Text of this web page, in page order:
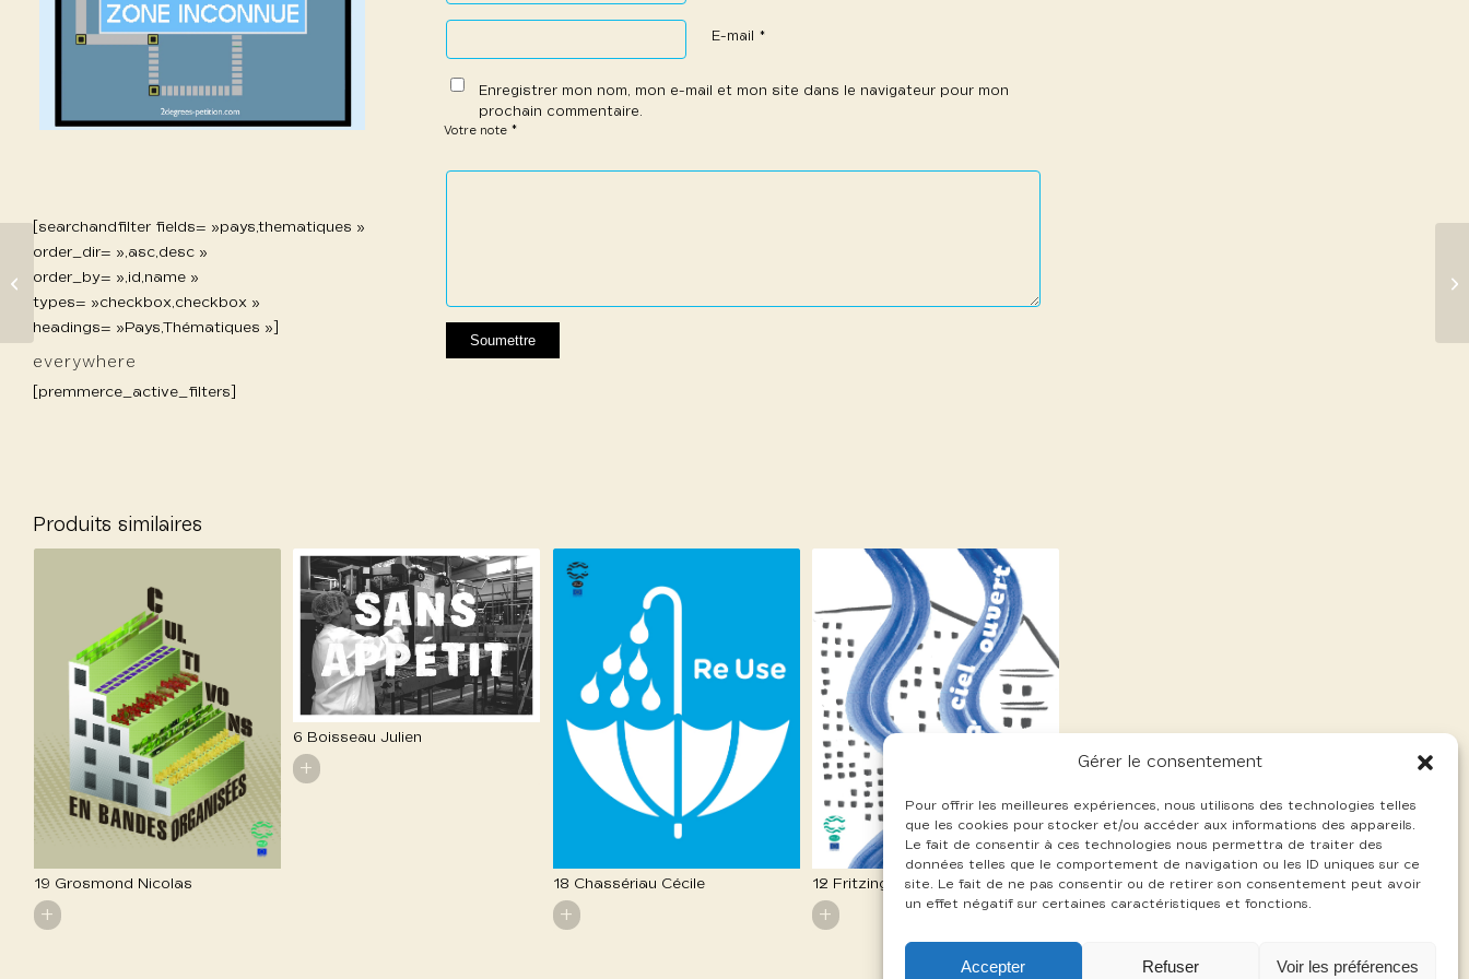
Gérer le consentement
Pour offrir les meilleures expériences, nous utilisons des technologies telles
que les cookies pour stocker et/ou accéder aux informations des appareils.
Le fait de consentir à ces technologies nous permettra de traiter des
données telles que le comportement de navigation ou les ID uniques sur ce
site. Le fait de ne pas consentir ou de retirer son consentement peut avoir
un effet négatif sur certaines caractéristiques et fonctions.
Accepter Refuser Voir les préférences
[searchandfilter fields= »pays,thematiques »
order_dir= »,asc,desc »
order_by= »,id,name »
types= »checkbox,checkbox »
headings= »Pays,Thématiques »]
everywhere
[premmerce_active_filters]
E-mail *
Enregistrer mon nom, mon e-mail et mon site dans le navigateur pour mon
prochain commentaire.
Votre note *
1 étoile
2 étoiles
3 étoiles
4 étoiles
5 étoiles
Produits similaires
19 Grosmond Nicolas
+
6 Boisseau Julien
+
18 Chassériau Cécile
+
12 Fritzinger Marion
+
817 Taheri Mostafa